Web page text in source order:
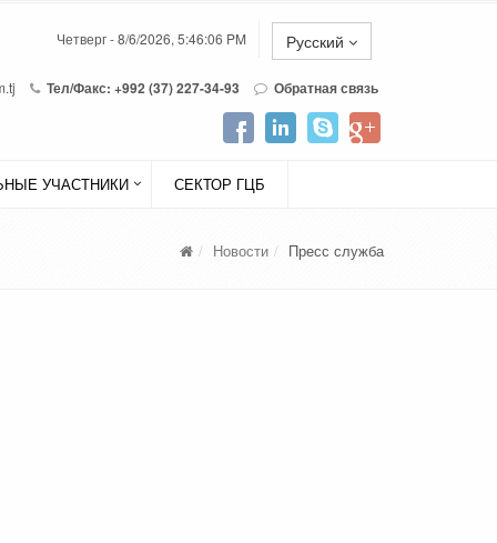
Четверг - 8/6/2026, 5:46:06 PM Русский
Тел/Факс: +992 (37) 227-34-93 Обратная связь
УЧАСТНИКИ СЕКТОР ГЦБ
Новости Пресс служба